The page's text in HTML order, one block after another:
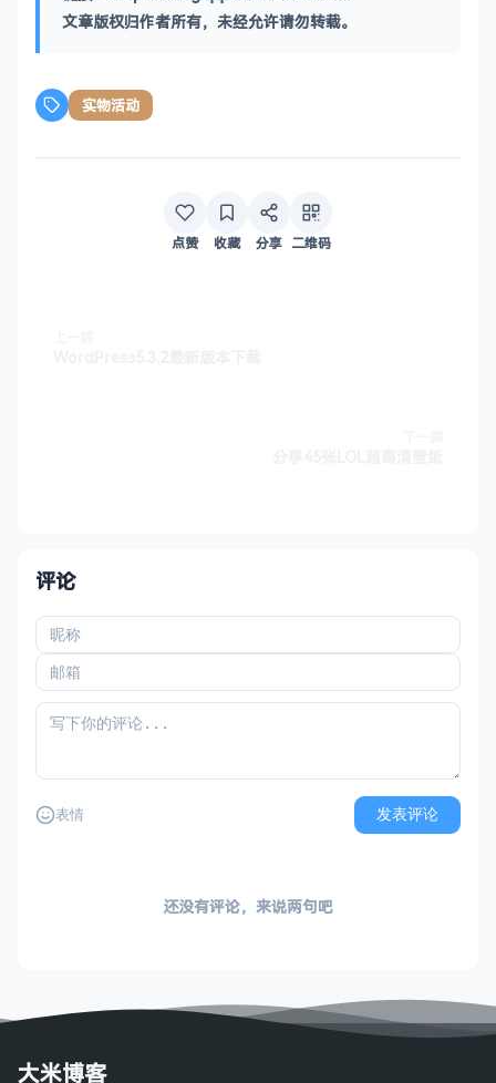
文章版权归作者所有，未经允许请勿转载。
实物活动
点赞 收藏 分享 二维码
评论
表情 发表评论
还没有评论，来说两句吧
大米博客